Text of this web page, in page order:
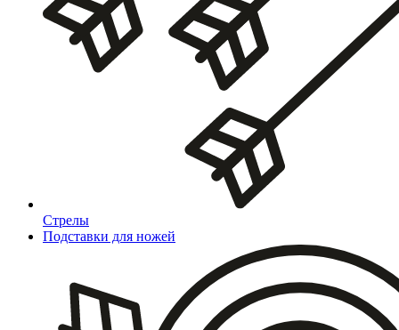
Стрелы
Подставки для ножей